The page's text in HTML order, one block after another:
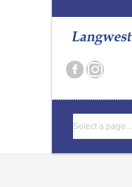
Select a page...